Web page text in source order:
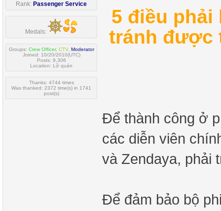
Rank: Passenger Service
Medals:
Groups: Crew Officer, CTV, Moderator
Joined: 10/20/2010(UTC)
Posts: 9,306
Location: Lữ quán
Thanks: 4744 times
Was thanked: 2372 time(s) in 1741
post(s)
5 điều
tránh được
Để thành công ở
các diễn viên
và Zendaya, phải
Để đảm bảo bộ